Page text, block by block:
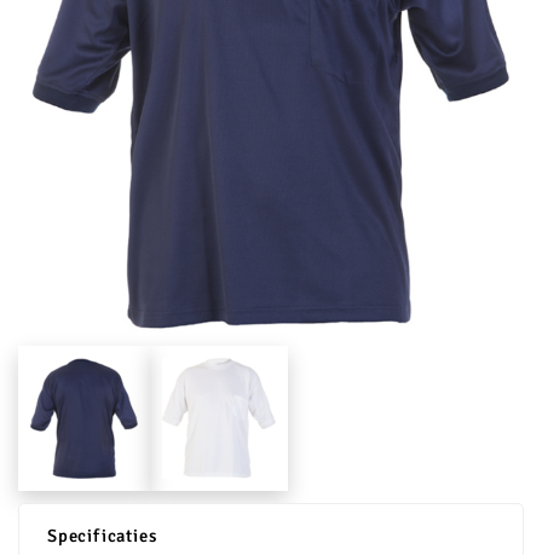
Specificaties